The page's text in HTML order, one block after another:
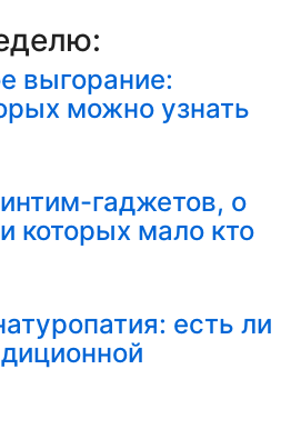
выгорание:
можно узнать
гаджетов, о
которых мало кто
есть ли